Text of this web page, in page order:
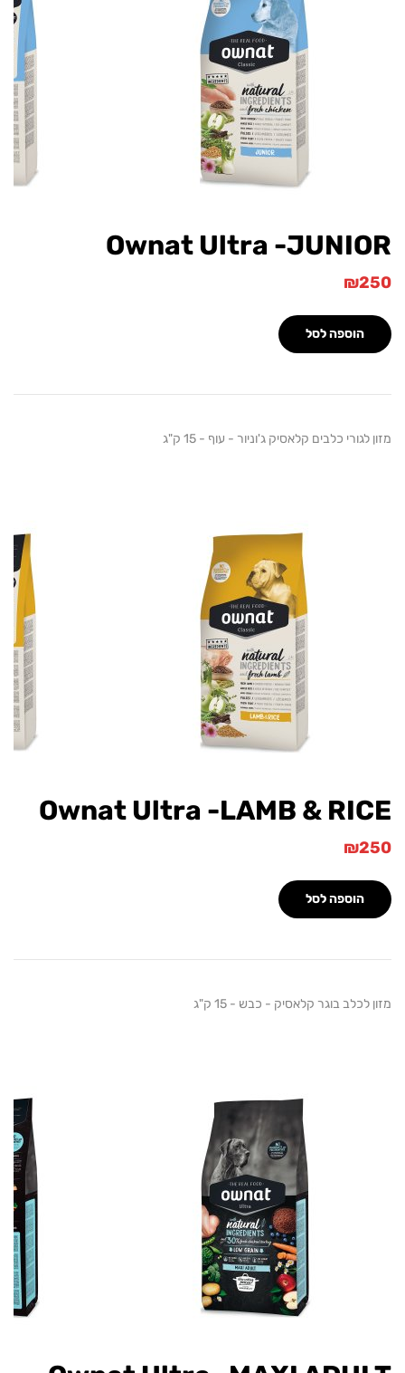
Ownat Ultra -
₪
הוספה לסל
כלבים קלאסיק ג'וניור - עוף - 15 ק"ג
Ownat Ultra -LAMB &
₪
הוספה לסל
בוגר קלאסיק - כבש - 15 ק"ג